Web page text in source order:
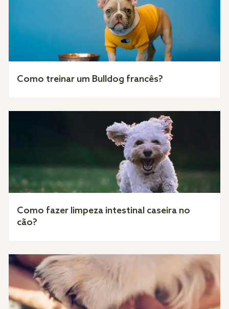
Como treinar um Bulldog francês?
Como fazer limpeza intestinal caseira no
cão?